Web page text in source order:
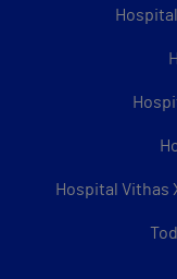
Hospital Vithas